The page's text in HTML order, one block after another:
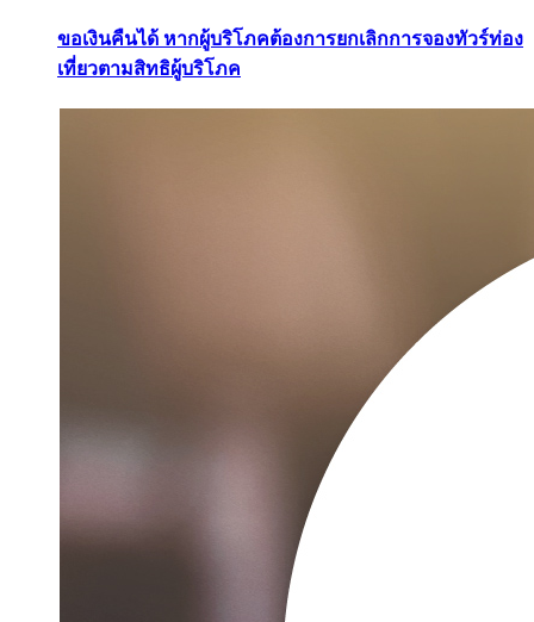
ขอเงินคืนได้ หากผู้บริโภคต้องการยกเลิกการจองทัวร์ท่อง
เที่ยวตามสิทธิผู้บริโภค